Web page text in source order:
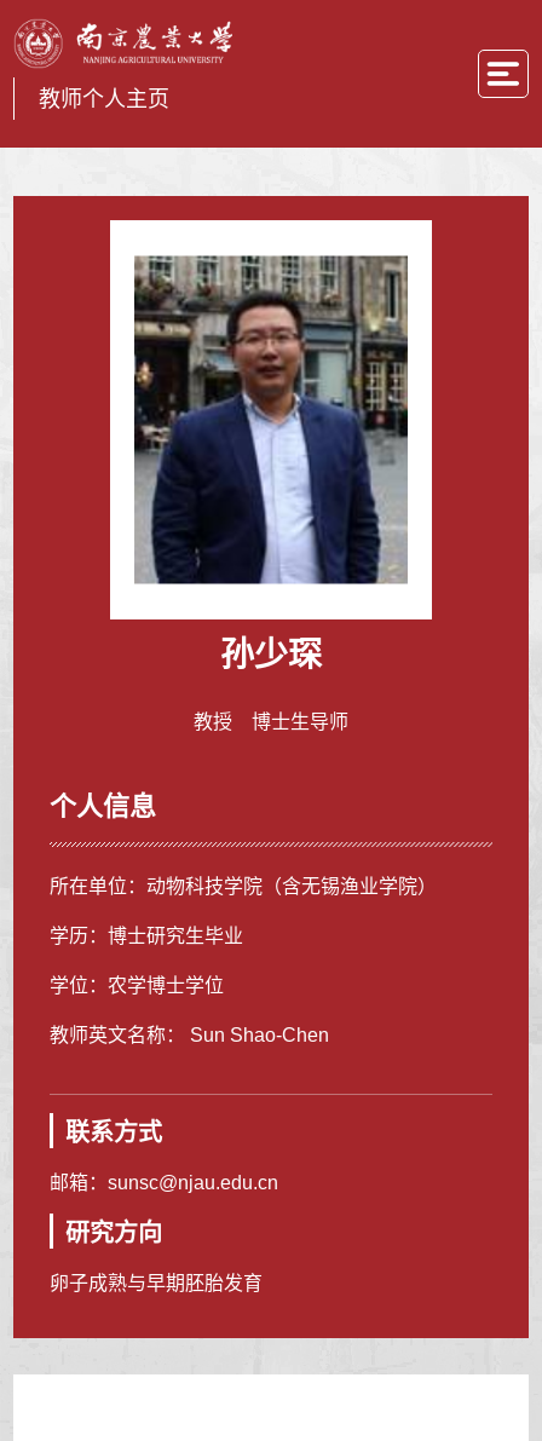
教师个人主页
孙少琛
教授 博士生导师
个人信息
所在单位：动物科技学院（含无锡渔业学院）
学历：博士研究生毕业
学位：农学博士学位
教师英文名称： Sun Shao-Chen
联系方式
邮箱：sunsc@njau.edu.cn
研究方向
卵子成熟与早期胚胎发育